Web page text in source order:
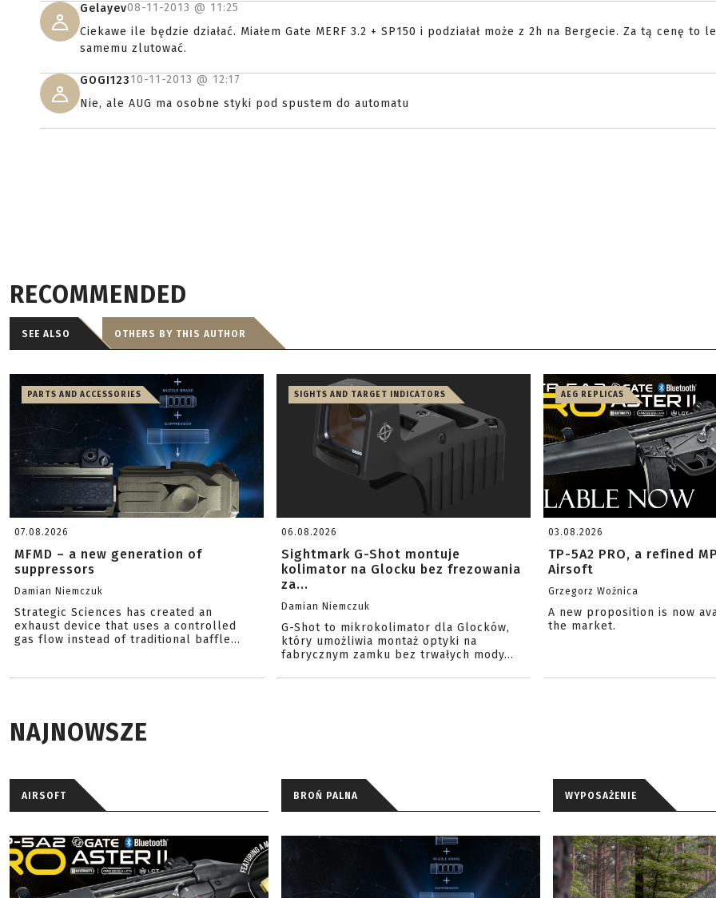
Gelayev08-11-2013 @ 11:25
Ciekawe ile będzie działać. Miałem Gate MERF 3.2 + SP150 i podziałał może z 2h na Bergecie. Za tą cenę to
samemu zlutować.
GOGI12310-11-2013 @ 12:17
Nie, ale AUG ma osobne styki pod spustem do automatu
RECOMMENDED
SEE ALSO OTHERS BY THIS AUTHOR
PARTS AND ACCESSORIES
07.08.2026
MFMD – a new generation of
suppressors
Damian Niemczuk
Strategic Sciences has created an
exhaust device that uses a controlled
gas flow instead of traditional baffle...
SIGHTS AND TARGET INDICATORS
06.08.2026
Sightmark G-Shot montuje
kolimator na Glocku bez frezowania
za...
Damian Niemczuk
G-Shot to mikrokolimator dla Glocków,
który umożliwia montaż optyki na
fabrycznym zamku bez trwałych mody...
AEG REPLICAS
03.08.2026
TP-5A2 PRO, a refined
Airsoft
Grzegorz Woźnica
A new proposition is now
the market.
NAJNOWSZE
AIRSOFT BROŃ PALNA WYPOSAŻENIE